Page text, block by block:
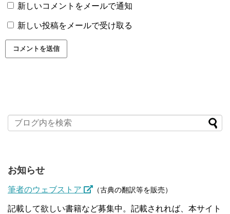
新しいコメントをメールで通知
新しい投稿をメールで受け取る
お知らせ
筆者のウェブストア （古典の翻訳等を販売）
記載して欲しい書籍など募集中。記載されれば、本サイト